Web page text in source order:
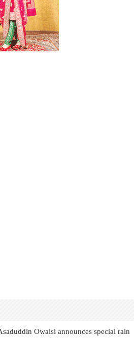
Owaisi announces special rain